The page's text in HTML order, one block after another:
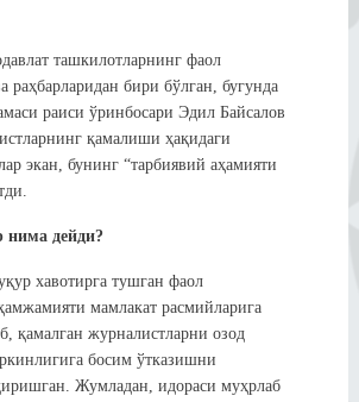
ташкилотларнинг фаол
раҳбарларидан бири бўлган, бугунда
раиси ўринбосари Эдил Байсалов
қамалиши ҳақидаги
экан, бунинг “тарбиявий аҳамияти
нима дейди?
хавотирга тушган фаол
мамлакат расмийларига
қамалган журналистларни озод
босим ўтказишни
Жумладан, идораси муҳрлаб